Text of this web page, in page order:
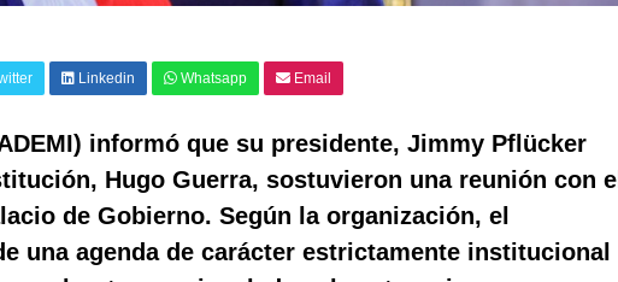
Linkedin Whatsapp Email
informó que su presidente, Jimmy Pflücker
Hugo Guerra, sostuvieron una reunión con el
de Gobierno. Según la organización, el
una agenda de carácter estrictamente institucional